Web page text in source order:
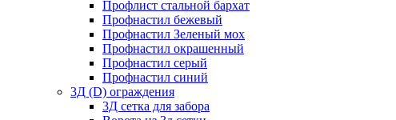
Профлист стальной бархат
Профнастил бежевый
Профнастил Зеленый мох
Профнастил окрашенный
Профнастил серый
Профнастил синий
3Д (D) ограждения
3Д сетка для забора